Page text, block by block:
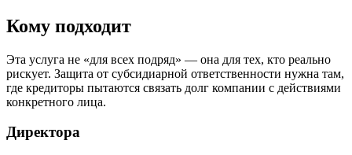
Кому подходит
Эта услуга не «для всех подряд» — она для тех, кто реально
рискует. Защита от субсидиарной ответственности нужна там,
где кредиторы пытаются связать долг компании с действиями
конкретного лица.
Директора